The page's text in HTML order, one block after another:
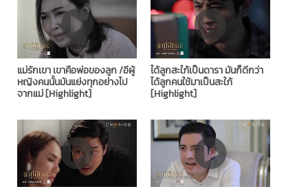
แม่รักเขา เขาคือพ่อของลูก /อีผู้
หญิงคนนั้นมันแย่งทุกอย่างไป
จากแม่ [Highlight]
ได้ลูกสะใภ้เป็นดารา มันก็ดีกว่า
ได้ลูกคนใช้มาเป็นสะใภ้
[Highlight]